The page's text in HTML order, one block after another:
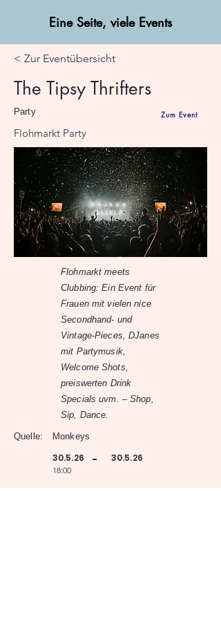
Eine Seite, viele Events
< Zur Eventübersicht
The Tipsy Thrifters
Party Zum Event
Flohmarkt Party
Flohmarkt meets
Clubbing: Ein Event für
Frauen mit vielen nice
Secondhand- und
Vintage-Pieces, DJanes
mit Partymusik,
Welcome Shots,
preiswerten Drink
Specials uvm. – Shop,
Sip, Dance.
Quelle: Monkeys
30.5.26 - 30.5.26
18:00